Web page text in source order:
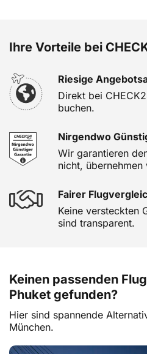
Ihre Vorteile bei
Riesige
Direkt bei
buchen.
Nirgendwo
Wir garantieren
nicht,
Fairer
Keine versteckten
sind transparent.
Keinen passenden
Phuket gefunden?
Hier sind spannende
München.